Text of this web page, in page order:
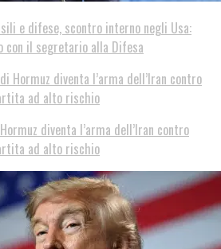
e difese, scontro interno negli Usa:
con il segretario alla Difesa
diventa l’arma dell’Iran contro
ad alto rischio